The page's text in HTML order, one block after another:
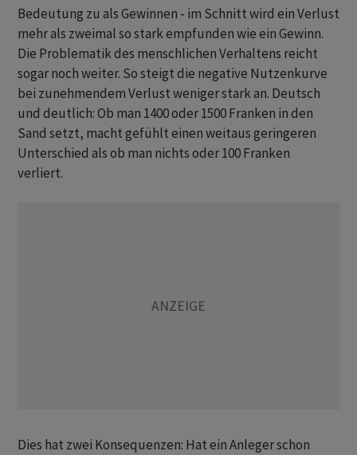
Bedeutung zu als Gewinnen - im Schnitt wird ein Verlust
mehr als zweimal so stark empfunden wie ein Gewinn.
Die Problematik des menschlichen Verhaltens reicht
sogar noch weiter. So steigt die negative Nutzenkurve
bei zunehmendem Verlust weniger stark an. Deutsch
und deutlich: Ob man 1400 oder 1500 Franken in den
Sand setzt, macht gefühlt einen weitaus geringeren
Unterschied als ob man nichts oder 100 Franken
verliert.
Dies hat zwei Konsequenzen: Hat ein Anleger schon